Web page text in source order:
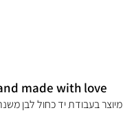
made with love
מיוצר בעבודת יד כחול לבן משנת